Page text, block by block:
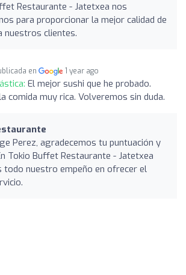
Restaurante - Jatetxea nos
para proporcionar la mejor calidad de
nuestros clientes.
en 1 year ago
El mejor sushi que he probado.
comida muy rica. Volveremos sin duda.
Perez, agradecemos tu puntuación y
Tokio Buffet Restaurante - Jatetxea
todo nuestro empeño en ofrecer el